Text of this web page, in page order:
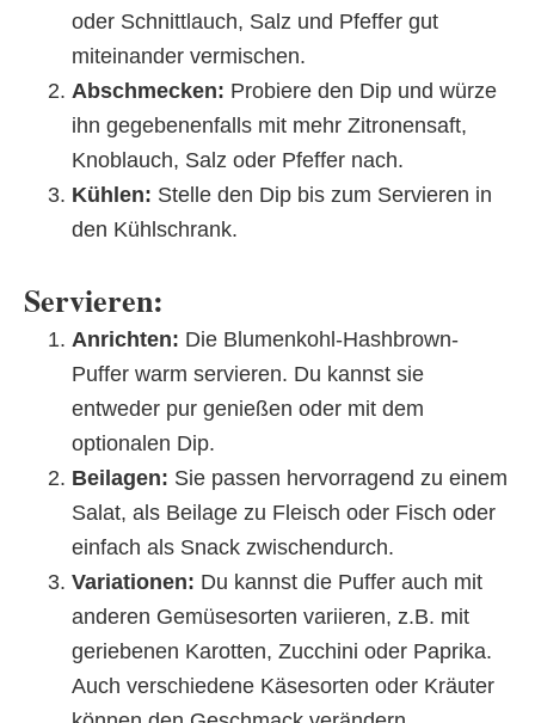
oder Schnittlauch, Salz und Pfeffer gut
miteinander vermischen.
Abschmecken: Probiere den Dip und würze
ihn gegebenenfalls mit mehr Zitronensaft,
Knoblauch, Salz oder Pfeffer nach.
Kühlen: Stelle den Dip bis zum Servieren in
den Kühlschrank.
Servieren:
Anrichten: Die Blumenkohl-Hashbrown-
Puffer warm servieren. Du kannst sie
entweder pur genießen oder mit dem
optionalen Dip.
Beilagen: Sie passen hervorragend zu einem
Salat, als Beilage zu Fleisch oder Fisch oder
einfach als Snack zwischendurch.
Variationen: Du kannst die Puffer auch mit
anderen Gemüsesorten variieren, z.B. mit
geriebenen Karotten, Zucchini oder Paprika.
Auch verschiedene Käsesorten oder Kräuter